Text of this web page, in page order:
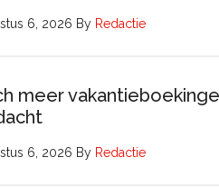
6, 2026 By Redactie
meer
6, 2026 By Redactie